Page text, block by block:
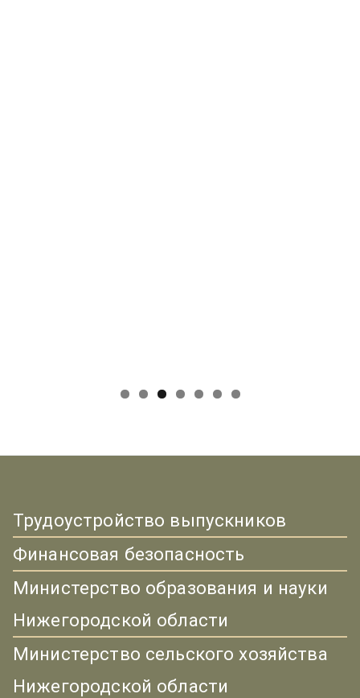
Трудоустройство выпускников
Финансовая безопасность
Министерство образования и науки
Нижегородской области
Министерство сельского хозяйства
Нижегородской области